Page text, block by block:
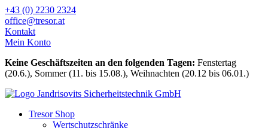
Zum
Inhalt
wechseln
+43 (0) 2230 2324
office@tresor.at
Kontakt
Mein Konto
Keine Geschäftszeiten an den folgenden Tagen: Fenstertag
(20.6.), Sommer (11. bis 15.08.), Weihnachten (20.12 bis 06.01.)
Tresor Shop
Wertschutzschränke